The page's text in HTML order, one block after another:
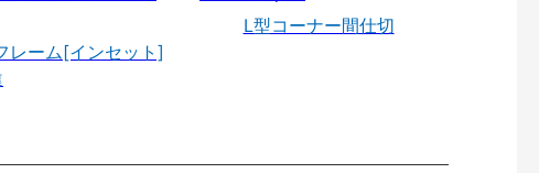
レーム[インセット]
L型コーナー間仕切